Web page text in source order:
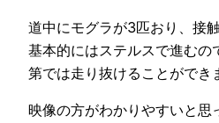
道中にモグラが3匹おり、接
基本的にはステルスで進むの
第では走り抜けることができ
映像の方がわかりやすいと思